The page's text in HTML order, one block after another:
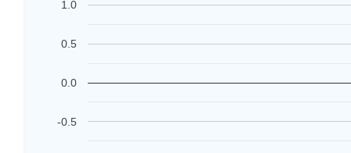
-0.5
0.0
0.5
1.0